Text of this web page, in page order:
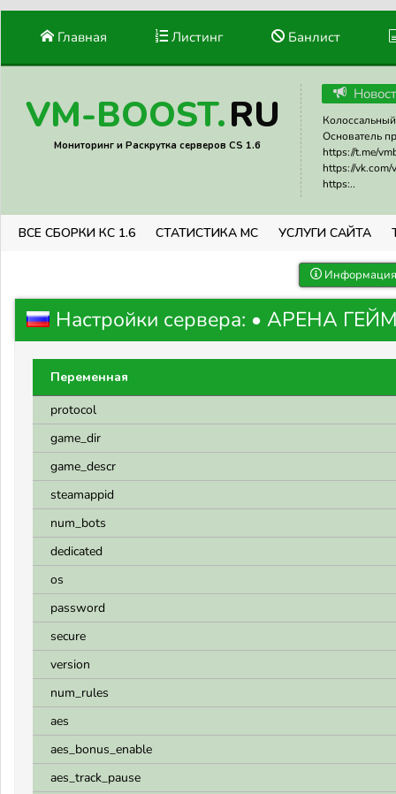
Главная Листинг Банлист
VM-BOOST.RU
Мониторинг и Раскрутка серверов CS 1.6
Основатель
https://t.me/
https://vk.com/
https:..
ВСЕ СБОРКИ КС 1.6 СТАТИСТИКА МС УСЛУГИ САЙТА
Настройки сервера: • АРЕНА
Переменная
protocol
game_dir
game_descr
steamappid
num_bots
dedicated
os
password
secure
version
num_rules
aes
aes_bonus_enable
aes_track_pause